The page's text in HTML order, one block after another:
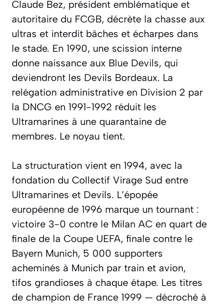
Claude Bez, président emblématique et
autoritaire du FCGB, décrète la chasse aux
ultras et interdit bâches et écharpes dans
le stade. En 1990, une scission interne
donne naissance aux Blue Devils, qui
deviendront les Devils Bordeaux. La
relégation administrative en Division 2 par
la DNCG en 1991-1992 réduit les
Ultramarines à une quarantaine de
membres. Le noyau tient.
La structuration vient en 1994, avec la
fondation du Collectif Virage Sud entre
Ultramarines et Devils. L’épopée
européenne de 1996 marque un tournant :
victoire 3-0 contre le Milan AC en quart de
finale de la Coupe UEFA, finale contre le
Bayern Munich, 5 000 supporters
acheminés à Munich par train et avion,
tifos grandioses à chaque étape. Les titres
de champion de France 1999 — décroché à